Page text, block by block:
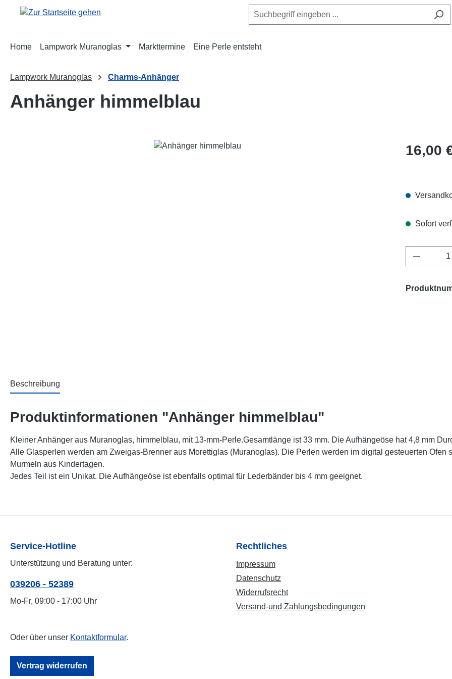
Hauptinhalt springen
Zur Suche springen
Zur Hauptnavigation springen
Home Lampwork Muranoglas Markttermine Eine Perle entsteht
Lampwork Muranoglas Charms-Anhänger
Anhänger himmelblau
Regulärer
16,00
Sofort
Beschreibung
Produktinformationen "Anhänger himmelblau"
Kleiner Anhänger aus Muranoglas, himmelblau, mit 13-mm-Perle.Gesamtlänge ist 33 mm. Die Aufhängeöse hat 4,8 mm
Alle Glasperlen werden am Zweigas-Brenner aus Morettiglas (Muranoglas). Die Perlen werden im digital gesteuerten
Murmeln aus Kindertagen.
Jedes Teil ist ein Unikat. Die Aufhängeöse ist ebenfalls optimal für Lederbänder bis 4 mm geeignet.
Service-Hotline
Unterstützung und Beratung unter:
039206 - 52389
Mo-Fr, 09:00 - 17:00 Uhr
Oder über unser Kontaktformular.
Vertrag widerrufen
Rechtliches
Impressum
Datenschutz
Widerrufsrecht
Versand-und Zahlungsbedingungen